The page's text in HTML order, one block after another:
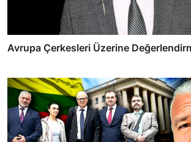
Avrupa Çerkesleri Üzerine